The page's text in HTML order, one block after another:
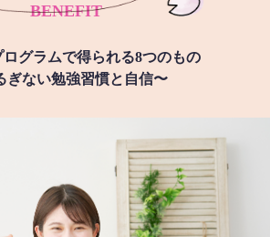
BENEFIT
ログラムで得られる8つのもの
ぎない勉強習慣と自信〜